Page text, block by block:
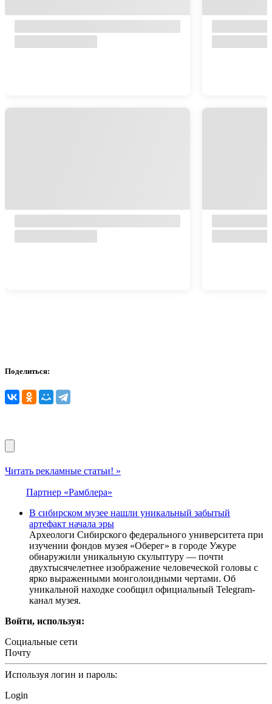
Поделиться:
Читать рекламные статьи! »
Партнер «Рамблера»
В сибирском музее нашли уникальный забытый
артефакт начала эры
Археологи Сибирского федерального университета при
изучении фондов музея «Оберег» в городе Ужуре
обнаружили уникальную скульптуру — почти
двухтысячелетнее изображение человеческой головы с
ярко выраженными монголоидными чертами. Об
уникальной находке сообщил официальный Telegram-
канал музея.
Войти, используя:
Социальные сети
Почту
Используя логин и пароль:
Login